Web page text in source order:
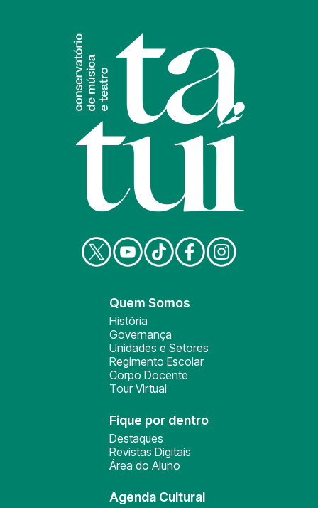
Quem Somos
História
Governança
Unidades e Setores
Regimento Escolar
Corpo Docente
Tour Virtual
Fique por dentro
Destaques
Revistas Digitais
Área do Aluno
Agenda Cultural